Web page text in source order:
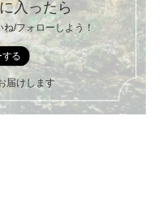
入ったら
ね/フォローしよう！
届けします